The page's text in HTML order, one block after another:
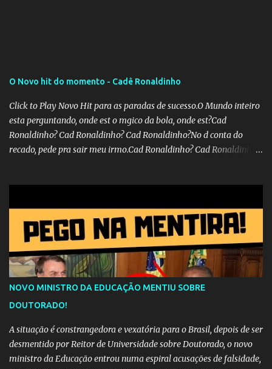
O Novo hit do momento - Cadê Ronaldinho
Click to Play Novo Hit para as paradas de sucesso.O Mundo inteiro
esta perguntando, onde est o mgico da bola, onde est?Cad
Ronaldinho? Cad Ronaldinho? Cad Ronaldinho?No d conta do
recado, pede pra sair meu irmo.Cad Ronaldinho? Cad Ronaldinho?
NOVO MINISTRO DA EDUCAÇÃO MENTIU SOBRE
DOUTORADO!
A situação é constrangedora e vexatória para o Brasil, depois de ser
desmentido por Reitor de Universidade sobre Doutorado, o novo
ministro da Educação entrou numa espiral acusações de falsidade,